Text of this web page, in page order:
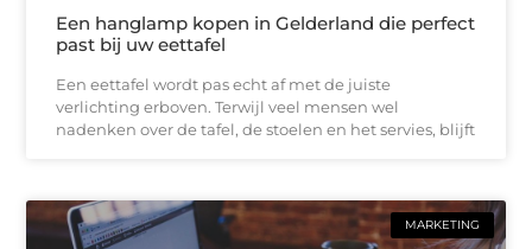
Een hanglamp kopen in Gelderland die perfect
past bij uw eettafel
Een eettafel wordt pas echt af met de juiste
verlichting erboven. Terwijl veel mensen wel
nadenken over de tafel, de stoelen en het servies, blijft
MARKETING